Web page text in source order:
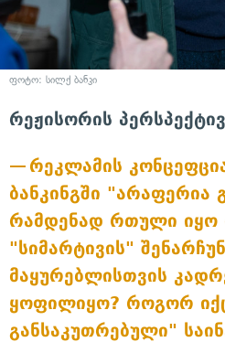
ფოტო: სილქ ბანკი
რეჟისორის
რეკლამის
ბანკინგში "არაფერია
რამდენად რთული იყო
"სიმარტივის"
მაყურებლისთვის
ყოფილიყო? როგორ
განსაკუთრებული"